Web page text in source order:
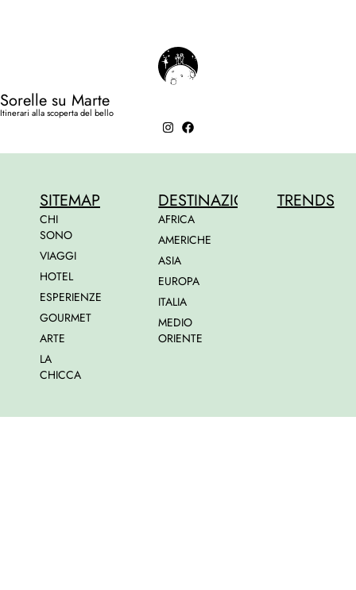
Sorelle su Marte
Itinerari alla scoperta del bello
SITEMAP
CHI
SONO
VIAGGI
HOTEL
ESPERIENZE
GOURMET
ARTE
LA
CHICCA
DESTINAZIONI
AFRICA
AMERICHE
ASIA
EUROPA
ITALIA
MEDIO
ORIENTE
TRENDS